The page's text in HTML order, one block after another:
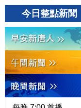
今日整點新聞